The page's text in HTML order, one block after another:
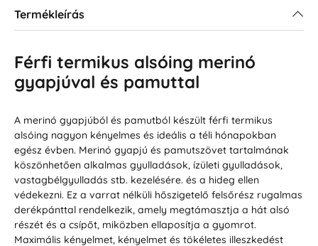
Termékleírás
Férfi termikus alsóing merinó
gyapjúval és pamuttal
A merinó gyapjúból és pamutból készült férfi termikus
alsóing nagyon kényelmes és ideális a téli hónapokban
egész évben. Merinó gyapjú és pamutszövet tartalmának
köszönhetően alkalmas gyulladások, ízületi gyulladások,
vastagbélgyulladás stb. kezelésére. és a hideg ellen
védekezni. Ez a varrat nélküli hőszigetelő felsőrész rugalmas
derékpánttal rendelkezik, amely megtámasztja a hát alsó
részét és a csípőt, miközben ellaposítja a gyomrot.
Maximális kényelmet, kényelmet és tökéletes illeszkedést